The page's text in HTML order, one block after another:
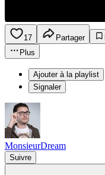
17 Partager
Plus
Ajouter à la playlist
Signaler
MonsieurDream
Suivre